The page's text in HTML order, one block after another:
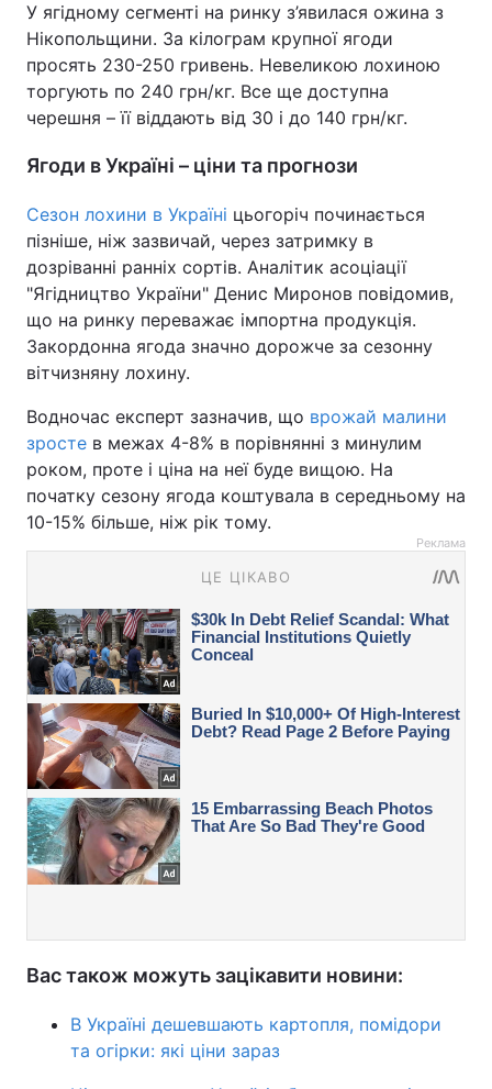
У ягідному сегменті на ринку з’явилася ожина з
Нікопольщини. За кілограм крупної ягоди
просять 230-250 гривень. Невеликою лохиною
торгують по 240 грн/кг. Все ще доступна
черешня – її віддають від 30 і до 140 грн/кг.
Ягоди в Україні – ціни та прогнози
Сезон лохини в Україні цьогоріч починається
пізніше, ніж зазвичай, через затримку в
дозріванні ранніх сортів. Аналітик асоціації
"Ягідництво України" Денис Миронов повідомив,
що на ринку переважає імпортна продукція.
Закордонна ягода значно дорожче за сезонну
вітчизняну лохину.
Водночас експерт зазначив, що врожай малини
зросте в межах 4-8% в порівнянні з минулим
роком, проте і ціна на неї буде вищою. На
початку сезону ягода коштувала в середньому на
10-15% більше, ніж рік тому.
Реклама
Вас також можуть зацікавити новини:
В Україні дешевшають картопля, помідори
та огірки: які ціни зараз